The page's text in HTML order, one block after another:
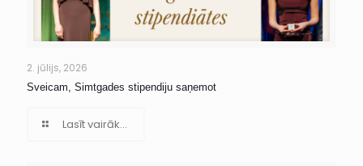
2. jūlijs, 2026
Sveicam, Simtgades stipendiju saņemot
Lasīt vairāk...